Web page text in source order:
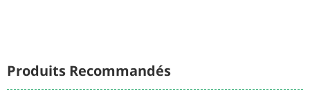
Produits Recommandés